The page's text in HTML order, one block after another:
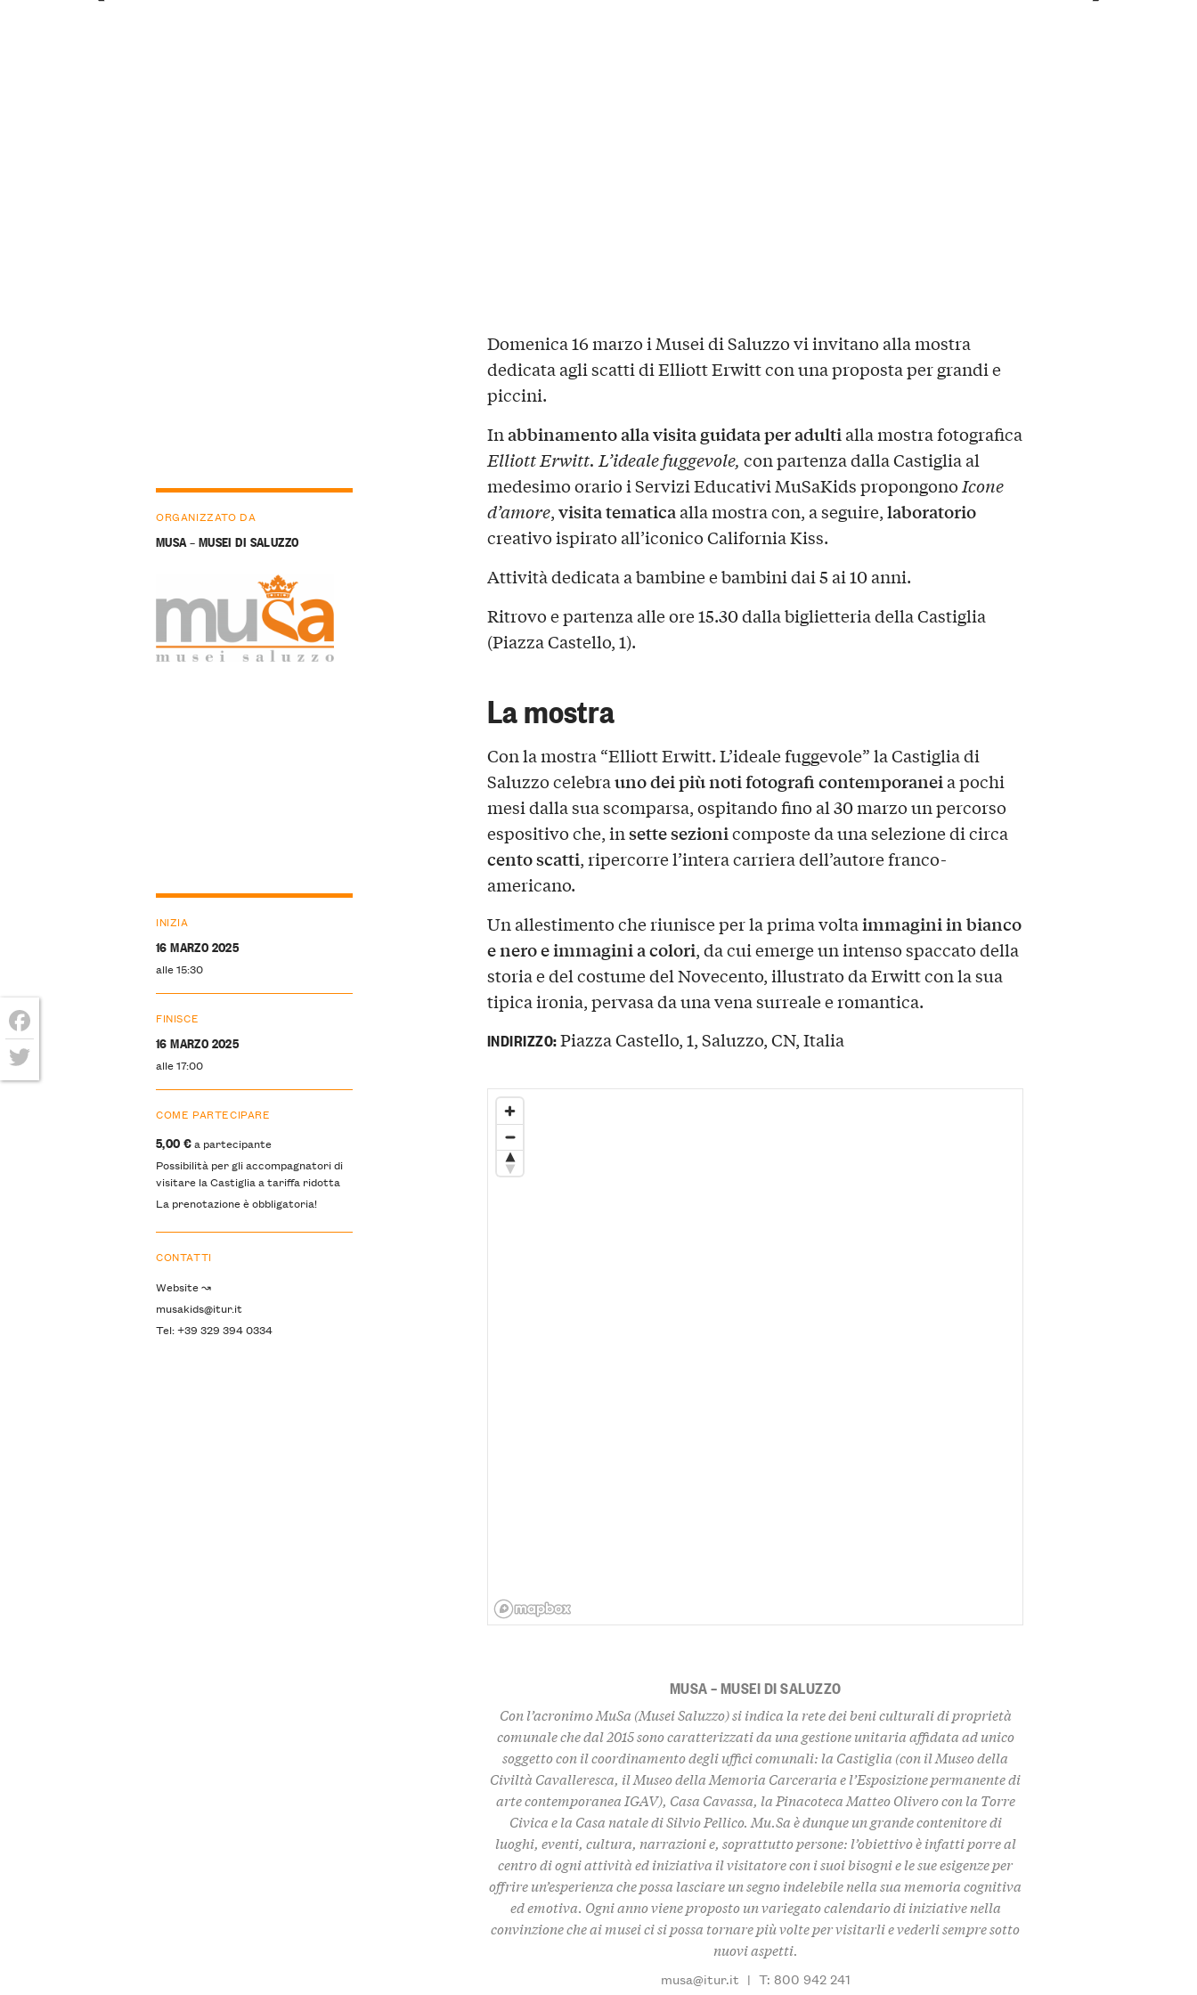
Domenica 16 marzo i Musei di Saluzzo vi invitano alla mostra
dedicata agli scatti di Elliott Erwitt con una proposta per grandi e
piccini.
Inabbinamento alla visita guidata per adultialla mostra fotografica
Elliott Erwitt. L’ideale fuggevole, con partenza dalla Castiglia al
medesimo orario i Servizi Educativi MuSaKids propongono Icone
d’amore,visita tematicaalla mostra con, a seguire,laboratorio
creativo ispirato all’iconico California Kiss.
Attività dedicata a bambine e bambini dai 5 ai 10 anni.
Ritrovo e partenza alle ore 15.30 dalla biglietteria della Castiglia
(Piazza Castello, 1).
La mostra
Con la mostra “Elliott Erwitt. L’ideale fuggevole” la Castiglia di
Saluzzo celebrauno dei più noti fotografi contemporanei a pochi
mesi dalla sua scomparsa, ospitando fino al 30 marzo un percorso
espositivo che, insette sezionicomposte da una selezione di circa
cento scatti, ripercorre l’intera carriera dell’autore franco-
americano.
Un allestimento che riunisce per la prima voltaimmagini in bianco
e nero e immagini a colori, da cui emerge un intenso spaccato della
storia e del costume del Novecento, illustrato da Erwitt con la sua
tipica ironia, pervasa da una vena surreale e romantica.
ORGANIZZATO DA
MUSA – MUSEI DI SALUZZO
INIZIA
16 MARZO 2025
alle 15:30
FINISCE
16 MARZO 2025
alle 17:00
COME PARTECIPARE
5,00 €a partecipante
Possibilità per gli accompagnatori di
visitare la Castiglia a tariffa ridotta
La prenotazione è obbligatoria!
CONTATTI
Website ↝
musakids@itur.it
Tel: +39 329 394 0334
INDIRIZZO:Piazza Castello, 1, Saluzzo, CN, Italia
MUSA – MUSEI DI SALUZZO
Con l’acronimo MuSa (Musei Saluzzo) si indica la rete dei beni culturali di proprietà
comunale che dal 2015 sono caratterizzati da una gestione unitaria affidata ad unico
soggetto con il coordinamento degli uffici comunali: la Castiglia (con il Museo della
Civiltà Cavalleresca, il Museo della Memoria Carceraria e l’Esposizione permanente di
arte contemporanea IGAV), Casa Cavassa, la Pinacoteca Matteo Olivero con la Torre
Civica e la Casa natale di Silvio Pellico. Mu.Sa è dunque un grande contenitore di
luoghi, eventi, cultura, narrazioni e, soprattutto persone: l’obiettivo è infatti porre al
centro di ogni attività ed iniziativa il visitatore con i suoi bisogni e le sue esigenze per
offrire un’esperienza che possa lasciare un segno indelebile nella sua memoria cognitiva
ed emotiva. Ogni anno viene proposto un variegato calendario di iniziative nella
convinzione che ai musei ci si possa tornare più volte per visitarli e vederli sempre sotto
nuovi aspetti.
musa@itur.it | T: 800 942 241
Facebook
Twitter